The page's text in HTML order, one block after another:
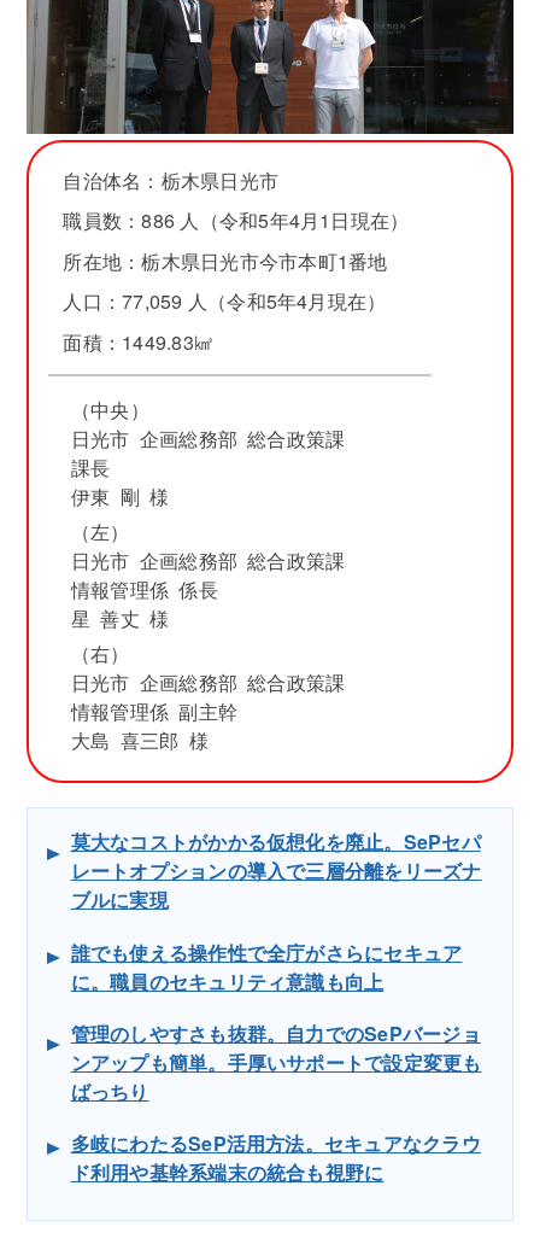
自治体名：栃木県日光市
職員数：886 人（令和5年4月1日現在）
所在地：栃木県日光市今市本町1番地
人口：77,059 人（令和5年4月現在）
面積：1449.83㎢
（中央）
日光市 企画総務部 総合政策課
課長
伊東 剛 様
（左）
日光市 企画総務部 総合政策課
情報管理係 係長
星 善丈 様
（右）
日光市 企画総務部 総合政策課
情報管理係 副主幹
大島 喜三郎 様
莫大なコストがかかる仮想化を廃止。SePセパ
レートオプションの導入で三層分離をリーズナ
ブルに実現
誰でも使える操作性で全庁がさらにセキュア
に。職員のセキュリティ意識も向上
管理のしやすさも抜群。自力でのSePバージョ
ンアップも簡単。手厚いサポートで設定変更も
ばっちり
多岐にわたるSeP活用方法。セキュアなクラウ
ド利用や基幹系端末の統合も視野に